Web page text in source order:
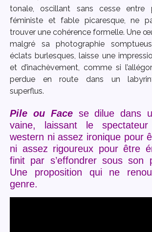
tonale, oscillant sans cesse entre
féministe et fable picaresque, ne
trouver une cohérence formelle. Une
malgré sa photographie
éclats burlesques, laisse une
et d’inachèvement, comme si
perdue en route dans un
superflus.
Pile ou Face se dilue dans
vaine, laissant le
western ni assez ironique pour
ni assez rigoureux pour être
finit par s’effondrer sous son
Une proposition qui ne
genre.